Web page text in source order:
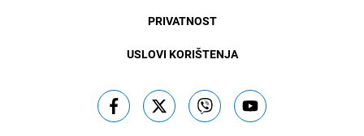
PRIVATNOST
USLOVI KORIŠTENJA